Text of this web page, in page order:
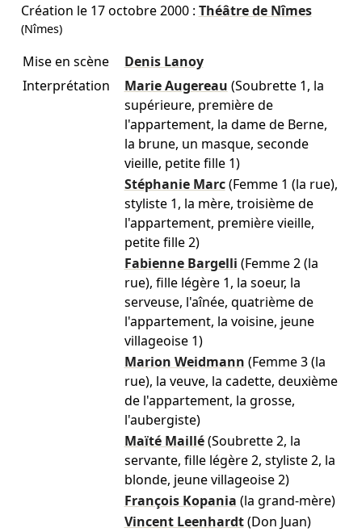
Création le 17 octobre 2000: Théâtre de Nîmes
(Nîmes)
Mise en scène
Denis Lanoy
Interprétation
Marie Augereau (Soubrette 1, la
supérieure, première de
l'appartement, la dame de Berne,
la brune, un masque, seconde
vieille, petite fille 1)
Stéphanie Marc (Femme 1 (la rue),
styliste 1, la mère, troisième de
l'appartement, première vieille,
petite fille 2)
Fabienne Bargelli (Femme 2 (la
rue), fille légère 1, la soeur, la
serveuse, l'aînée, quatrième de
l'appartement, la voisine, jeune
villageoise 1)
Marion Weidmann (Femme 3 (la
rue), la veuve, la cadette, deuxième
de l'appartement, la grosse,
l'aubergiste)
Maïté Maillé (Soubrette 2, la
servante, fille légère 2, styliste 2, la
blonde, jeune villageoise 2)
François Kopania (la grand-mère)
Vincent Leenhardt (Don Juan)